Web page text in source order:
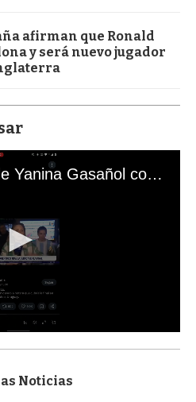
afirman que Ronald
y será nuevo jugador
El mal momento de Yanina Gasañol con un hincha argentino en "Subrayado"
Noticias